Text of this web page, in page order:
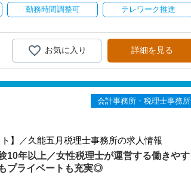
勤務時間調整可 テレワーク推進
詳細を見る
お気に入り
会計事務所・税理士事務所
】／久能五月税理士事務所の求人情報
年以上／女性税理士が運営する働きやす
プライベートも充実◎